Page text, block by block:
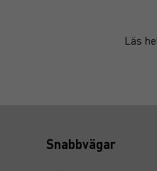
Läs
Snabbvägar